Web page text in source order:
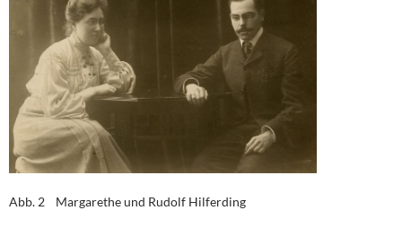
Abb. 2 Margarethe und Rudolf Hilferding